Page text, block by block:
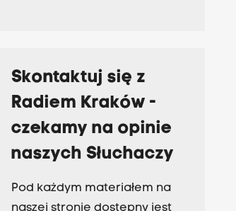
Skontaktuj się z
Radiem Kraków -
czekamy na opinie
naszych Słuchaczy
Pod każdym materiałem na
naszej stronie dostępny jest